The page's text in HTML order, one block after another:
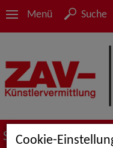
Menü Suche
Suche nach
Cookie-